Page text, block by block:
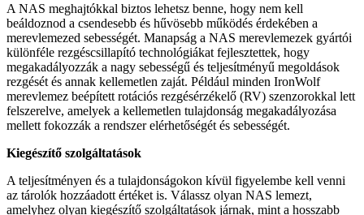
A NAS meghajtókkal biztos lehetsz benne, hogy nem kell
beáldoznod a csendesebb és hűvösebb működés érdekében a
merevlemezed sebességét. Manapság a NAS merevlemezek gyártói
különféle rezgéscsillapító technológiákat fejlesztettek, hogy
megakadályozzák a nagy sebességű és teljesítményű megoldások
rezgését és annak kellemetlen zaját. Például minden IronWolf
merevlemez beépített rotációs rezgésérzékelő (RV) szenzorokkal lett
felszerelve, amelyek a kellemetlen tulajdonság megakadályozása
mellett fokozzák a rendszer elérhetőségét és sebességét.
Kiegészítő szolgáltatások
A teljesítményen és a tulajdonságokon kívül figyelembe kell venni
az tárolók hozzáadott értéket is. Válassz olyan NAS lemezt,
amelyhez olyan kiegészítő szolgáltatások járnak, mint a hosszabb